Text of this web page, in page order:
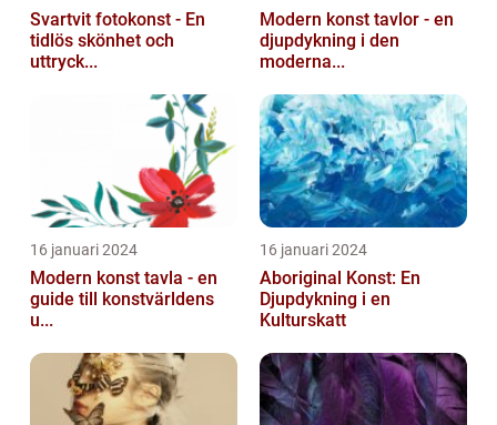
Svartvit fotokonst - En
tidlös skönhet och
uttryck...
Modern konst tavlor - en
djupdykning i den
moderna...
16 januari 2024
Modern konst tavla - en
guide till konstvärldens
u...
16 januari 2024
Aboriginal Konst: En
Djupdykning i en
Kulturskatt